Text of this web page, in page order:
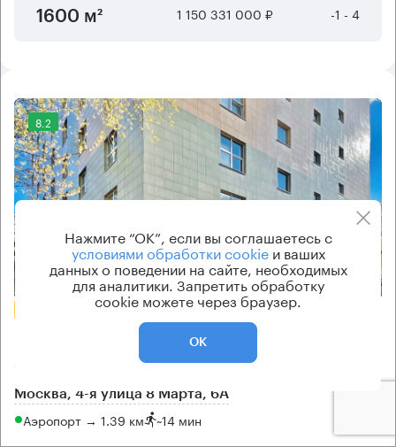
1600 м² 1 150 331 000 ₽ -1 - 4
8.2
Еще 2 фото
БЕЗ КОМИССИИ
Москва, 4-я улица 8 Марта, 6А
Аэропорт → 1.39 км ~14 мин
Нажмите “ОК”, если вы соглашаетесь с
условиями обработки cookieи ваших
данных о поведении на сайте, необходимых
для аналитики. Запретить обработку
cookie можете через браузер.
ОК